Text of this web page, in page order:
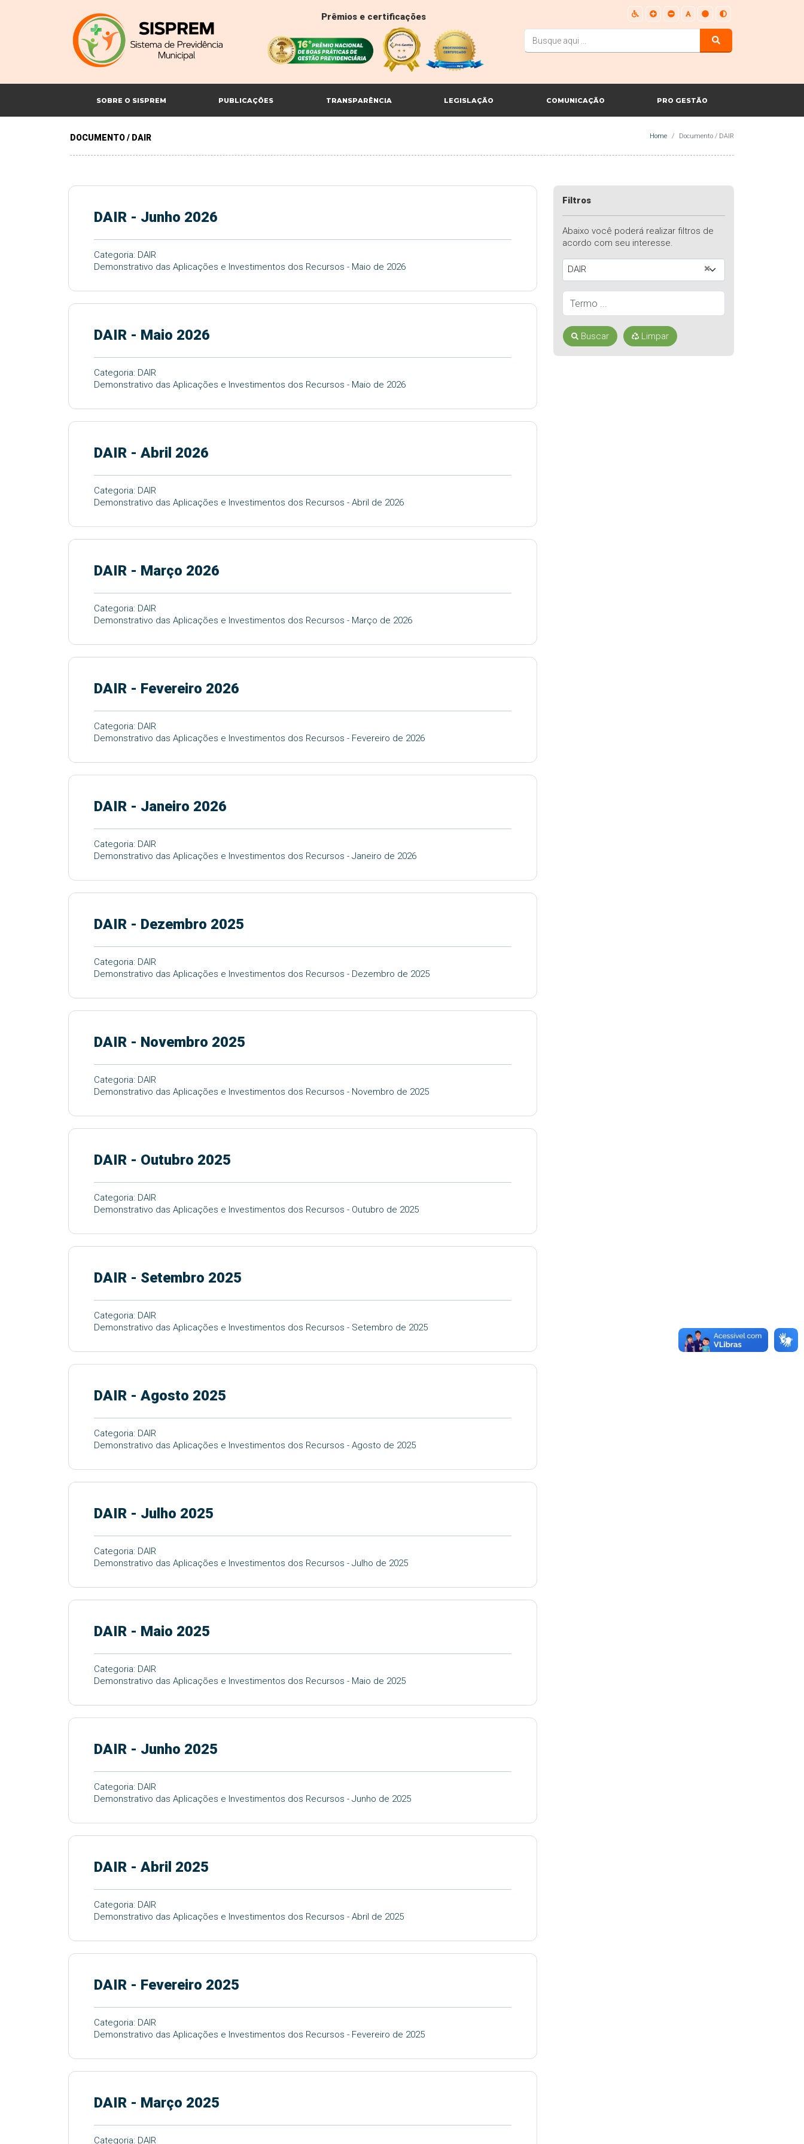
Prêmios e certificações
SOBRE O SISPREM PUBLICAÇÕES TRANSPARÊNCIA LEGISLAÇÃO COMUNICAÇÃO PRO GESTÃO
DOCUMENTO / DAIR Home Documento / DAIR
DAIR - Junho 2026
Categoria: DAIR
Demonstrativo das Aplicações e Investimentos dos Recursos - Maio de 2026
DAIR - Maio 2026
Categoria: DAIR
Demonstrativo das Aplicações e Investimentos dos Recursos - Maio de 2026
DAIR - Abril 2026
Categoria: DAIR
Demonstrativo das Aplicações e Investimentos dos Recursos - Abril de 2026
DAIR - Março 2026
Categoria: DAIR
Demonstrativo das Aplicações e Investimentos dos Recursos - Março de 2026
DAIR - Fevereiro 2026
Categoria: DAIR
Demonstrativo das Aplicações e Investimentos dos Recursos - Fevereiro de 2026
DAIR - Janeiro 2026
Categoria: DAIR
Demonstrativo das Aplicações e Investimentos dos Recursos - Janeiro de 2026
DAIR - Dezembro 2025
Categoria: DAIR
Demonstrativo das Aplicações e Investimentos dos Recursos - Dezembro de 2025
DAIR - Novembro 2025
Categoria: DAIR
Demonstrativo das Aplicações e Investimentos dos Recursos - Novembro de 2025
DAIR - Outubro 2025
Categoria: DAIR
Demonstrativo das Aplicações e Investimentos dos Recursos - Outubro de 2025
DAIR - Setembro 2025
Categoria: DAIR
Demonstrativo das Aplicações e Investimentos dos Recursos - Setembro de 2025
DAIR - Agosto 2025
Categoria: DAIR
Demonstrativo das Aplicações e Investimentos dos Recursos - Agosto de 2025
DAIR - Julho 2025
Categoria: DAIR
Demonstrativo das Aplicações e Investimentos dos Recursos - Julho de 2025
DAIR - Maio 2025
Categoria: DAIR
Demonstrativo das Aplicações e Investimentos dos Recursos - Maio de 2025
DAIR - Junho 2025
Categoria: DAIR
Demonstrativo das Aplicações e Investimentos dos Recursos - Junho de 2025
DAIR - Abril 2025
Categoria: DAIR
Demonstrativo das Aplicações e Investimentos dos Recursos - Abril de 2025
DAIR - Fevereiro 2025
Categoria: DAIR
Demonstrativo das Aplicações e Investimentos dos Recursos - Fevereiro de 2025
DAIR - Março 2025
Categoria: DAIR
Filtros
Abaixo você poderá realizar filtros de
acordo com seu interesse.
×
DAIR
Buscar Limpar